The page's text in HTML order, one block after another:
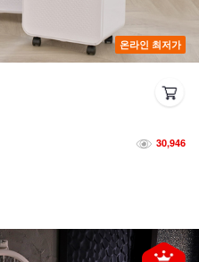
온라인 최저가
30,946